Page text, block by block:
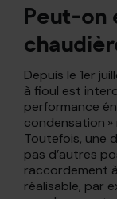
Peut-on
Depuis le 1er
à fioul est
performance
condensation
Toutefois, une
pas d’autres
raccordement
réalisable, par